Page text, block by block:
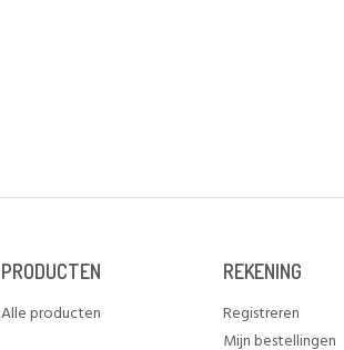
PRODUCTEN
Alle producten
REKENING
Registreren
Mijn bestellingen